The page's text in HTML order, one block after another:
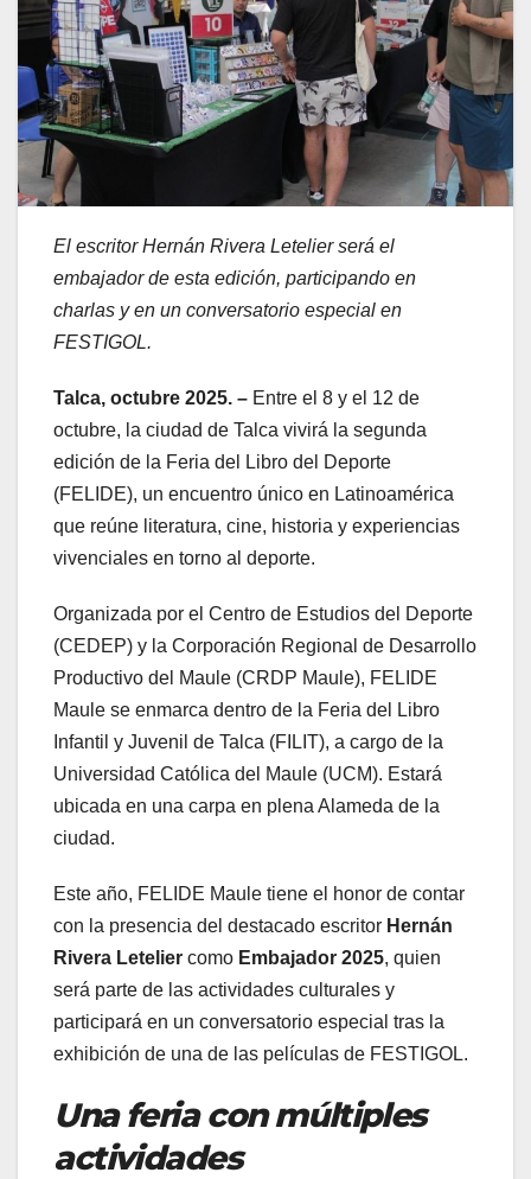
El escritor Hernán Rivera Letelier será el
embajador de esta edición, participando en
charlas y en un conversatorio especial en
FESTIGOL.
Talca, octubre 2025. – Entre el 8 y el 12 de
octubre, la ciudad de Talca vivirá la segunda
edición de la Feria del Libro del Deporte
(FELIDE), un encuentro único en Latinoamérica
que reúne literatura, cine, historia y experiencias
vivenciales en torno al deporte.
Organizada por el Centro de Estudios del Deporte
(CEDEP) y la Corporación Regional de Desarrollo
Productivo del Maule (CRDP Maule), FELIDE
Maule se enmarca dentro de la Feria del Libro
Infantil y Juvenil de Talca (FILIT), a cargo de la
Universidad Católica del Maule (UCM). Estará
ubicada en una carpa en plena Alameda de la
ciudad.
Este año, FELIDE Maule tiene el honor de contar
con la presencia del destacado escritor Hernán
Rivera Letelier como Embajador 2025, quien
será parte de las actividades culturales y
participará en un conversatorio especial tras la
exhibición de una de las películas de FESTIGOL.
Una feria con múltiples
actividades